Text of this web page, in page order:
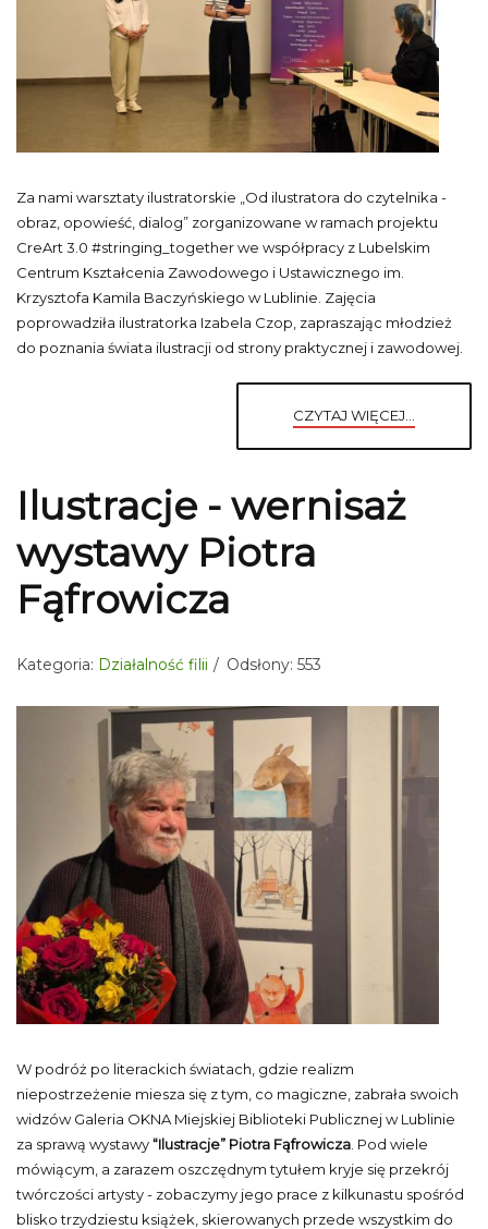
Za nami warsztaty ilustratorskie „Od ilustratora do czytelnika -
obraz, opowieść, dialog” zorganizowane w ramach projektu
CreArt 3.0 #stringing_together we współpracy z Lubelskim
Centrum Kształcenia Zawodowego i Ustawicznego im.
Krzysztofa Kamila Baczyńskiego w Lublinie. Zajęcia
poprowadziła ilustratorka Izabela Czop, zapraszając młodzież
do poznania świata ilustracji od strony praktycznej i zawodowej.
CZYTAJ WIĘCEJ...
Ilustracje - wernisaż
wystawy Piotra
Fąfrowicza
Kategoria: Działalność filii Odsłony: 553
W podróż po literackich światach, gdzie realizm
niepostrzeżenie miesza się z tym, co magiczne, zabrała swoich
widzów Galeria OKNA Miejskiej Biblioteki Publicznej w Lublinie
za sprawą wystawy“Ilustracje” Piotra Fąfrowicza . Pod wiele
mówiącym, a zarazem oszczędnym tytułem kryje się przekrój
twórczości artysty - zobaczymy jego prace z kilkunastu spośród
blisko trzydziestu książek, skierowanych przede wszystkim do